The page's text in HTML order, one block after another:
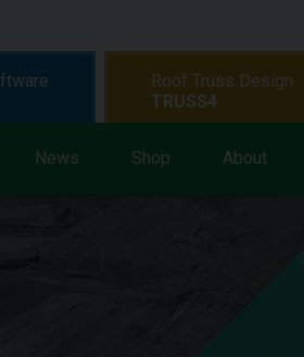
News Shop About
Roof Truss Design
TRUSS4